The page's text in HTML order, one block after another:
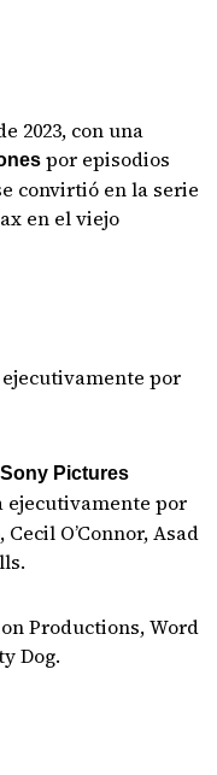
2023, con una
por episodios
convirtió en la serie
en el viejo
por
Sony Pictures
ejecutivamente por
O’Connor, Asad
Productions, Word
Dog.